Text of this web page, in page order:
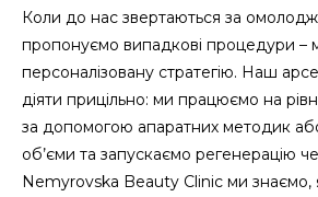
Коли до нас звертаються за
пропонуємо випадкові процедури –
персоналізовану стратегію. Наш
діяти прицільно: ми працюємо на
за допомогою апаратних методик
об’єми та запускаємо регенерацію
Nemyrovska Beauty Clinic ми знаємо,